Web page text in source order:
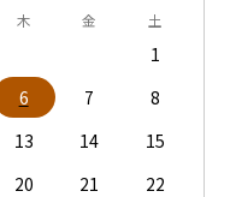
木 金 土
1
6 7
8
13 14
15
20 21
22